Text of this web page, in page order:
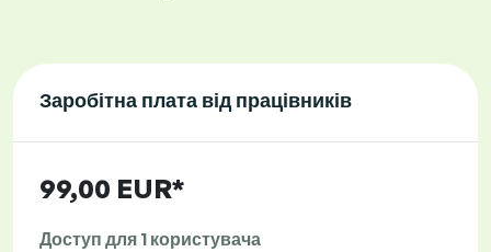
Заробітна плата від працівників
99,00 EUR*
Доступ для 1 користувача